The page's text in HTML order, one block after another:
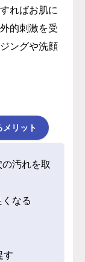
ればお肌に
的刺激を受
ングや洗顔
リット
汚れを取
なる
す